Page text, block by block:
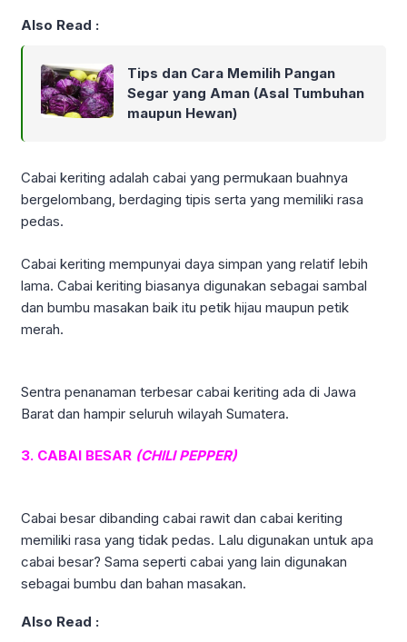
Also Read :
Tips dan Cara Memilih Pangan
Segar yang Aman (Asal Tumbuhan
maupun Hewan)
Cabai keriting adalah cabai yang permukaan buahnya
bergelombang, berdaging tipis serta yang memiliki rasa
pedas.
Cabai keriting mempunyai daya simpan yang relatif lebih
lama. Cabai keriting biasanya digunakan sebagai sambal
dan bumbu masakan baik itu petik hijau maupun petik
merah.
Sentra penanaman terbesar cabai keriting ada di Jawa
Barat dan hampir seluruh wilayah Sumatera.
3. CABAI BESAR (CHILI PEPPER)
Cabai besar dibanding cabai rawit dan cabai keriting
memiliki rasa yang tidak pedas. Lalu digunakan untuk apa
cabai besar? Sama seperti cabai yang lain digunakan
sebagai bumbu dan bahan masakan.
Also Read :